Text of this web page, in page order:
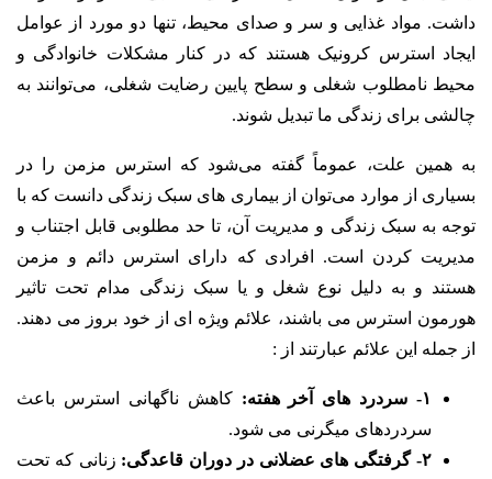
داشت. مواد غذایی و سر و صدای محیط، تنها دو مورد از عوامل
ایجاد استرس کرونیک هستند که در کنار مشکلات خانوادگی و
محیط نامطلوب شغلی و سطح پایین رضایت شغلی، می‌توانند به
چالشی برای زندگی ما تبدیل شوند.
به همین علت، عموماً گفته می‌شود که استرس مزمن را در
بسیاری از موارد می‌توان از بیماری های سبک زندگی دانست که با
توجه به سبک زندگی و مدیریت آن، تا حد مطلوبی قابل اجتناب و
مدیریت کردن است.
افرادی که دارای استرس دائم و مزمن
هستند و به دلیل نوع شغل و یا سبک زندگی مدام تحت تاثیر
هورمون استرس می باشند، علائم ویژه ای از خود بروز می دهند.
از جمله این علائم عبارتند از :
۱- سردرد های آخر هفته:
کاهش ناگهانی استرس باعث
سردردهای میگرنی می شود.
۲- گرفتگی های عضلانی در دوران قاعدگی:
زنانی که تحت